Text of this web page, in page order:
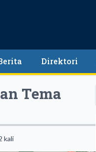
Direktori
Tema
kali